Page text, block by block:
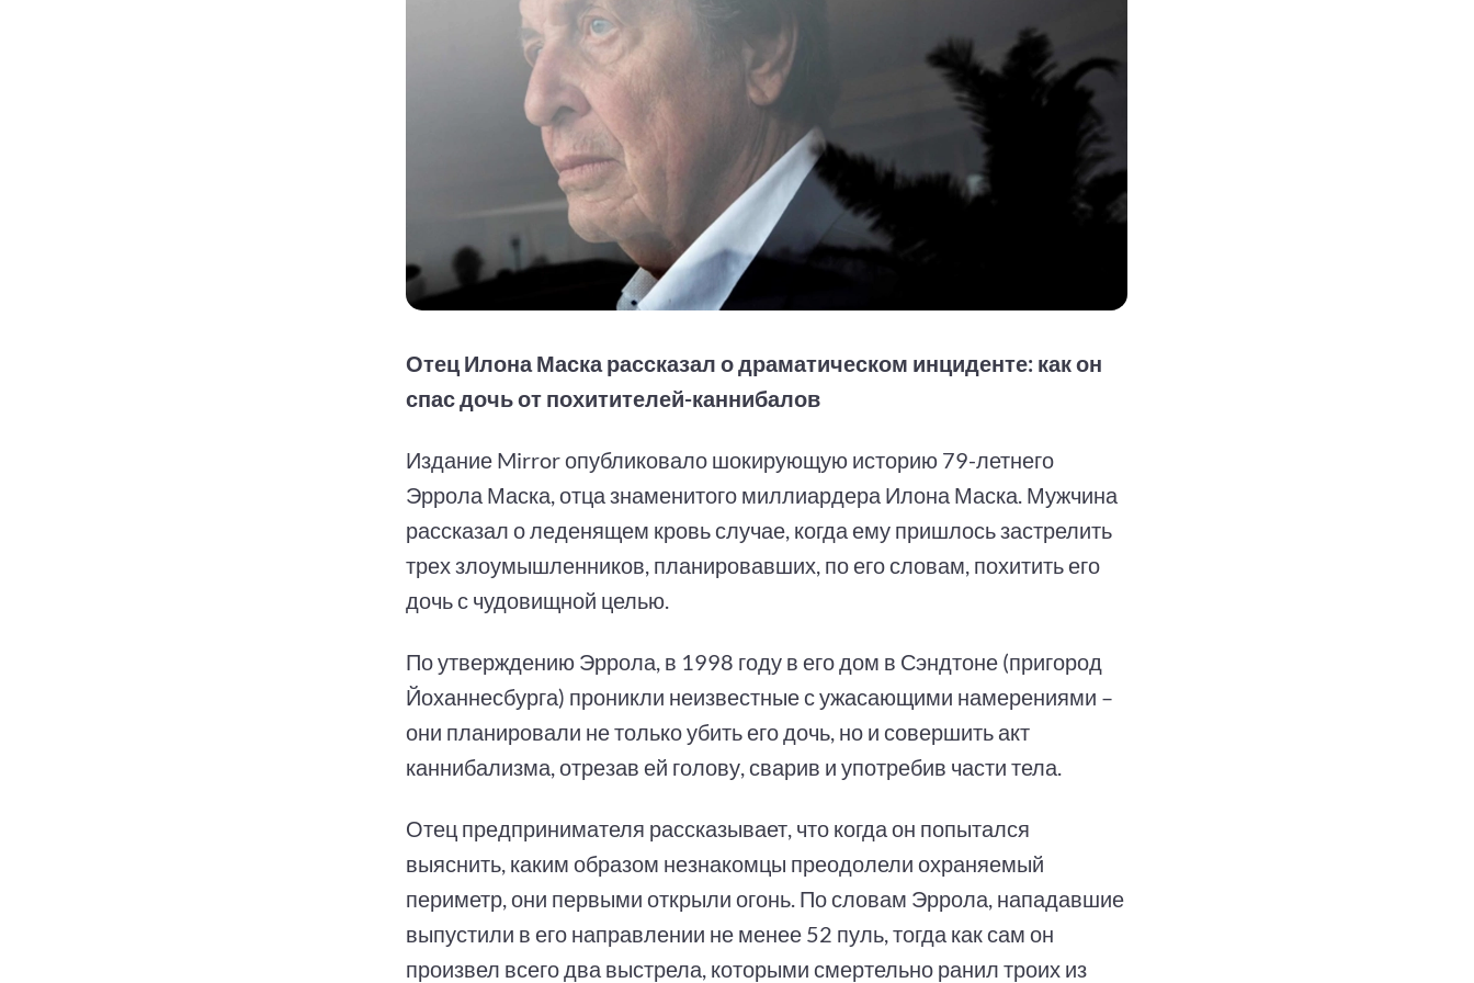
Отец Илона Маска рассказал о драматическом инциденте: как он
спас дочь от похитителей-каннибалов
Издание Mirror опубликовало шокирующую историю 79-летнего
Эррола Маска, отца знаменитого миллиардера Илона Маска. Мужчина
рассказал о леденящем кровь случае, когда ему пришлось застрелить
трех злоумышленников, планировавших, по его словам, похитить его
дочь с чудовищной целью.
По утверждению Эррола, в 1998 году в его дом в Сэндтоне (пригород
Йоханнесбурга) проникли неизвестные с ужасающими намерениями –
они планировали не только убить его дочь, но и совершить акт
каннибализма, отрезав ей голову, сварив и употребив части тела.
Отец предпринимателя рассказывает, что когда он попытался
выяснить, каким образом незнакомцы преодолели охраняемый
периметр, они первыми открыли огонь. По словам Эррола, нападавшие
выпустили в его направлении не менее 52 пуль, тогда как сам он
произвел всего два выстрела, которыми смертельно ранил троих из